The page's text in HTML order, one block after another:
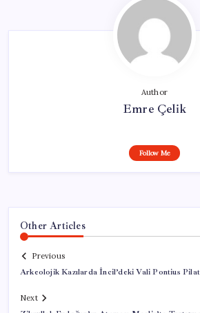
Author
Emre Çelik
Follow Me
Other Articles
Previous
Arkeolojik Kazılarda İncil’deki Vali Pontius
Next